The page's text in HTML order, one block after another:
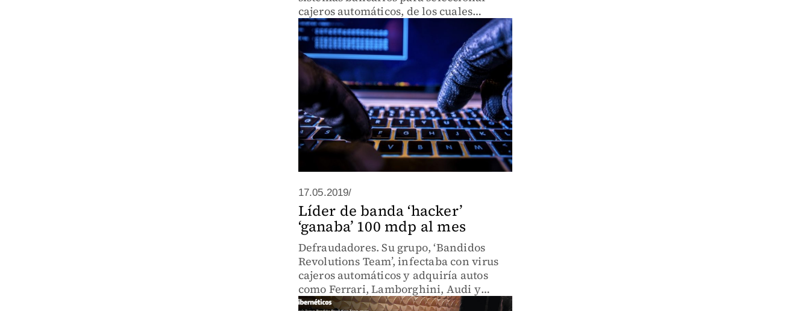
cajeros automáticos, de los cuales
llegaban a extraer de cien a 200
millones de pesos en un sólo evento.
17.05.2019/
Líder de banda ‘hacker’
‘ganaba’ 100 mdp al mes
Defraudadores. Su grupo, ‘Bandidos
Revolutions Team’, infectaba con virus
cajeros automáticos y adquiría autos
como Ferrari, Lamborghini, Audi y
Mercedes Benz.